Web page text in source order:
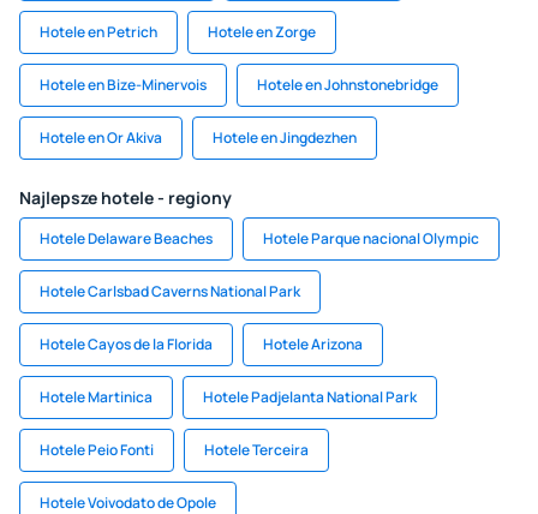
Hotele en Petrich Hotele en Zorge
Hotele en Bize-Minervois Hotele en Johnstonebridge
Hotele en Or Akiva Hotele en Jingdezhen
Najlepsze hotele - regiony
Hotele Delaware Beaches Hotele Parque nacional Olympic
Hotele Carlsbad Caverns National Park
Hotele Cayos de la Florida Hotele Arizona
Hotele Martinica Hotele Padjelanta National Park
Hotele Peio Fonti Hotele Terceira
Hotele Voivodato de Opole